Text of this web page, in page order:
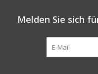
Melden Sie sich